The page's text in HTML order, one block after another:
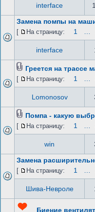
interface
Замена помпы на
[ На страницу: 1
interface
Греется на трассе
[ На страницу: 1
Lomonosov
Помпа - какую
[ На страницу: 1
win
Замена
[ На страницу: 1
Шива-Невроле
Биение